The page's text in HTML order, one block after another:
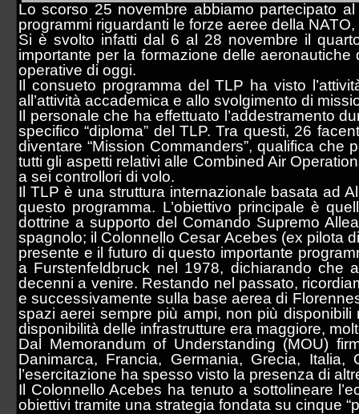
Lo scorso 25 novembre abbiamo partecipato
programmi riguardanti le forze aeree della
Si è svolto infatti dal 6 al 28 novembre il
importante per la formazione delle
operative di oggi.
Il consueto programma del TLP ha visto
all’attività accademica e allo svolgimento di
Il personale che ha effettuato l’addestramento
specifico “diploma” del TLP. Tra questi, 26
diventare “Mission Commanders”, qualifica
tutti gli aspetti relativi alle Combined Air
a sei controllori di volo.
Il TLP è una struttura internazionale basata ad
questo programma. L’obiettivo principale è
dottrine a supporto del Comando Supremo
spagnolo; il Colonnello Cesar Acebes (ex pilota
presente e il futuro di questo importante
a Furstenfeldbruck nel 1978, dichiarando che
decenni a venire. Restando nel passato,
e successivamente sulla base aerea di
spazi aerei sempre più ampi, non più
disponibilità delle infrastrutture era maggiore,
Dal Memorandum of Understanding (MOU)
Danimarca, Francia, Germania, Grecia,
l’esercitazione ha spesso visto la presenza di
Il Colonnello Acebes ha tenuto a sottolineare
obiettivi tramite una strategia fondata su cinque